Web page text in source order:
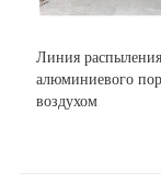
Линия распыления
алюминиевого
воздухом